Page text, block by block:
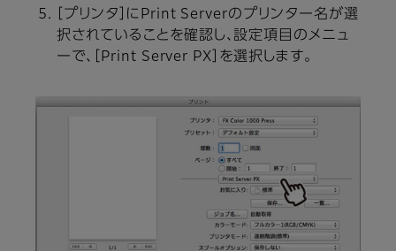
［プリンタ］にPrint Serverのプリンター名が選
択されていることを確認し、設定項目のメニュ
ーで、［Print Server PX］を選択します。